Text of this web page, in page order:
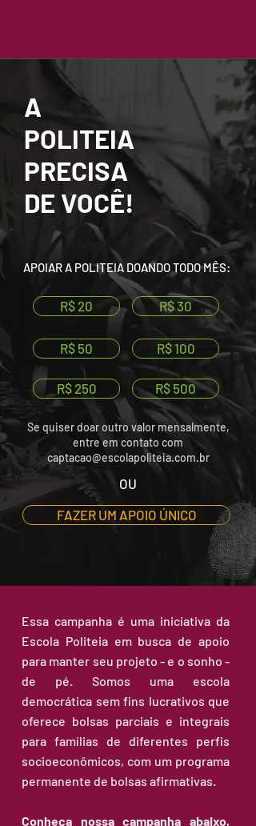
A
POLITEIA
PRECISA
DE VOCÊ!
APOIAR A POLITEIA DOANDO TODO MÊS:
R$ 20 R$ 30
R$ 50 R$ 100
R$ 250 R$ 500
Se quiser doar outro valor mensalmente,
entre em contato com
captacao@escolapoliteia.com.br
OU
FAZER UM APOIO ÚNICO
Essa campanha é uma iniciativa da
Escola Politeia em busca de apoio
para manter seu projeto - e o sonho -
de pé. Somos uma escola
democrática sem fins lucrativos que
oferece bolsas parciais e integrais
para famílias de diferentes perfis
socioeconômicos, com um programa
permanente de bolsas afirmativas.
Conheça nossa campanha abaixo,